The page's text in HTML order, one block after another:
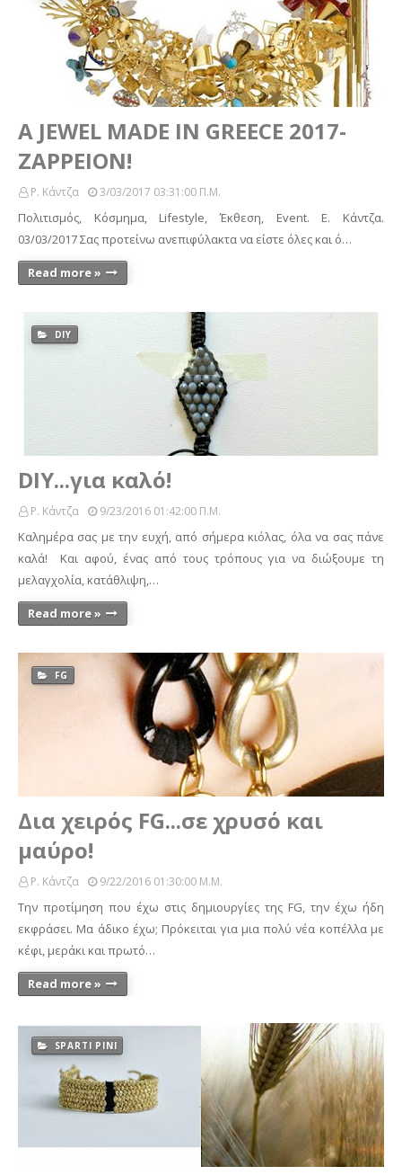
A JEWEL MADE IN GREECE 2017-
ZAPPEION!
Ρ. Κάντζα 3/03/2017 03:31:00 Π.μ.
Πολιτισμός, Κόσμημα, Lifestyle, Έκθεση, Event. Ε. Κάντζα.
03/03/2017 Σας προτείνω ανεπιφύλακτα να είστε όλες και ό…
Read more »
DIY
DIY...για καλό!
Ρ. Κάντζα 9/23/2016 01:42:00 Π.μ.
Καλημέρα σας με την ευχή, από σήμερα κιόλας, όλα να σας πάνε
καλά! Και αφού, ένας από τους τρόπους για να διώξουμε τη
μελαγχολία, κατάθλιψη,…
Read more »
FG
Δια χειρός FG...σε χρυσό και
μαύρο!
Ρ. Κάντζα 9/22/2016 01:30:00 Μ.μ.
Την προτίμηση που έχω στις δημιουργίες της FG, την έχω ήδη
εκφράσει. Μα άδικο έχω; Πρόκειται για μια πολύ νέα κοπέλλα με
κέφι, μεράκι και πρωτό…
Read more »
SPARTI PINI